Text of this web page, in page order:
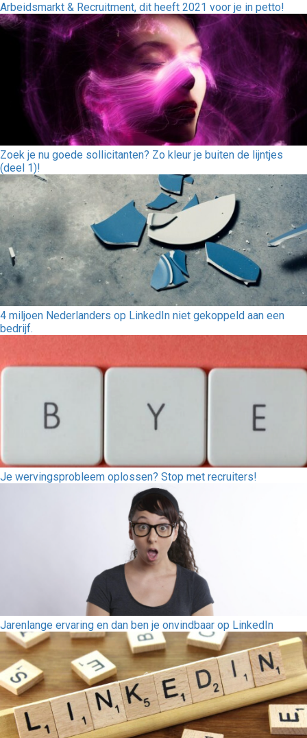
Arbeidsmarkt & Recruitment, dit heeft 2021 voor je in petto!
Zoek je nu goede sollicitanten? Zo kleur je buiten de lijntjes
(deel 1)!
4 miljoen Nederlanders op LinkedIn niet gekoppeld aan een
bedrijf.
Je wervingsprobleem oplossen? Stop met recruiters!
Jarenlange ervaring en dan ben je onvindbaar op LinkedIn